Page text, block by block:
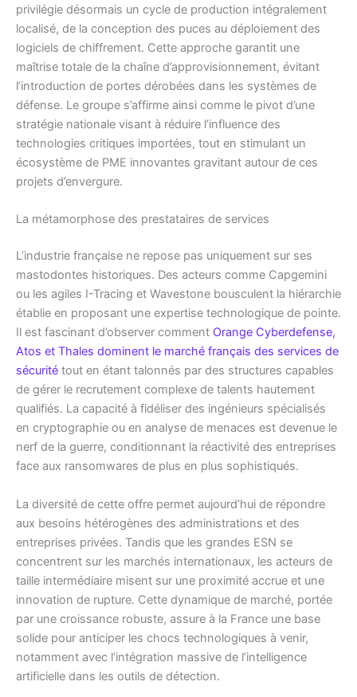
privilégie désormais un cycle de production intégralement
localisé, de la conception des puces au déploiement des
logiciels de chiffrement. Cette approche garantit une
maîtrise totale de la chaîne d’approvisionnement, évitant
l’introduction de portes dérobées dans les systèmes de
défense. Le groupe s’affirme ainsi comme le pivot d’une
stratégie nationale visant à réduire l’influence des
technologies critiques importées, tout en stimulant un
écosystème de PME innovantes gravitant autour de ces
projets d’envergure.
La métamorphose des prestataires de services
L’industrie française ne repose pas uniquement sur ses
mastodontes historiques. Des acteurs comme Capgemini
ou les agiles I-Tracing et Wavestone bousculent la hiérarchie
établie en proposant une expertise technologique de pointe.
Il est fascinant d’observer comment Orange Cyberdefense,
Atos et Thales dominent le marché français des services de
sécurité tout en étant talonnés par des structures capables
de gérer le recrutement complexe de talents hautement
qualifiés. La capacité à fidéliser des ingénieurs spécialisés
en cryptographie ou en analyse de menaces est devenue le
nerf de la guerre, conditionnant la réactivité des entreprises
face aux ransomwares de plus en plus sophistiqués.
La diversité de cette offre permet aujourd’hui de répondre
aux besoins hétérogènes des administrations et des
entreprises privées. Tandis que les grandes ESN se
concentrent sur les marchés internationaux, les acteurs de
taille intermédiaire misent sur une proximité accrue et une
innovation de rupture. Cette dynamique de marché, portée
par une croissance robuste, assure à la France une base
solide pour anticiper les chocs technologiques à venir,
notamment avec l’intégration massive de l’intelligence
artificielle dans les outils de détection.